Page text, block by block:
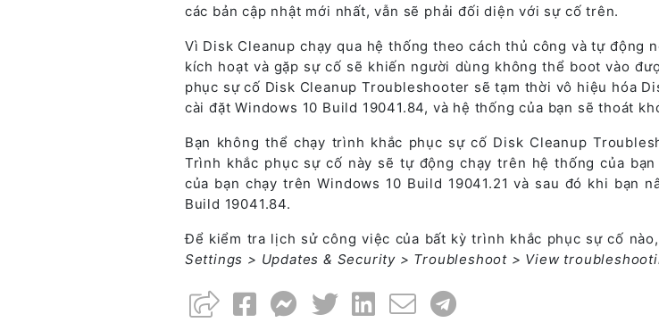
các bản cập nhật mới nhất, vẫn sẽ phải đối diện với sự cố trên.
Vì Disk Cleanup chạy qua hệ thống theo cách thủ công và tự động
kích hoạt và gặp sự cố sẽ khiến người dùng không thể boot vào
phục sự cố Disk Cleanup Troubleshooter sẽ tạm thời vô hiệu hóa
cài đặt Windows 10 Build 19041.84, và hệ thống của bạn sẽ thoát
Bạn không thể chạy trình khắc phục sự cố Disk Cleanup
Trình khắc phục sự cố này sẽ tự động chạy trên hệ thống của
của bạn chạy trên Windows 10 Build 19041.21 và sau đó khi bạn
Build 19041.84.
Để kiểm tra lịch sử công việc của bất kỳ trình khắc phục sự cố
Settings > Updates & Security > Troubleshoot > View